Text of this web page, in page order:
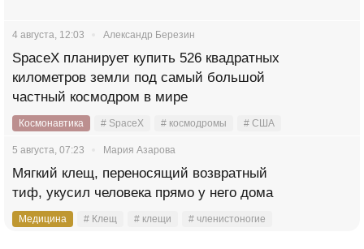
4 августа, 12:03 Александр Березин
SpaceX планирует купить 526 квадратных
километров земли под самый большой
частный космодром в мире
Космонавтика # SpaceX # космодромы # США
5 августа, 07:23 Мария Азарова
Мягкий клещ, переносящий возвратный
тиф, укусил человека прямо у него дома
Медицина # Клещ # клещи # членистоногие